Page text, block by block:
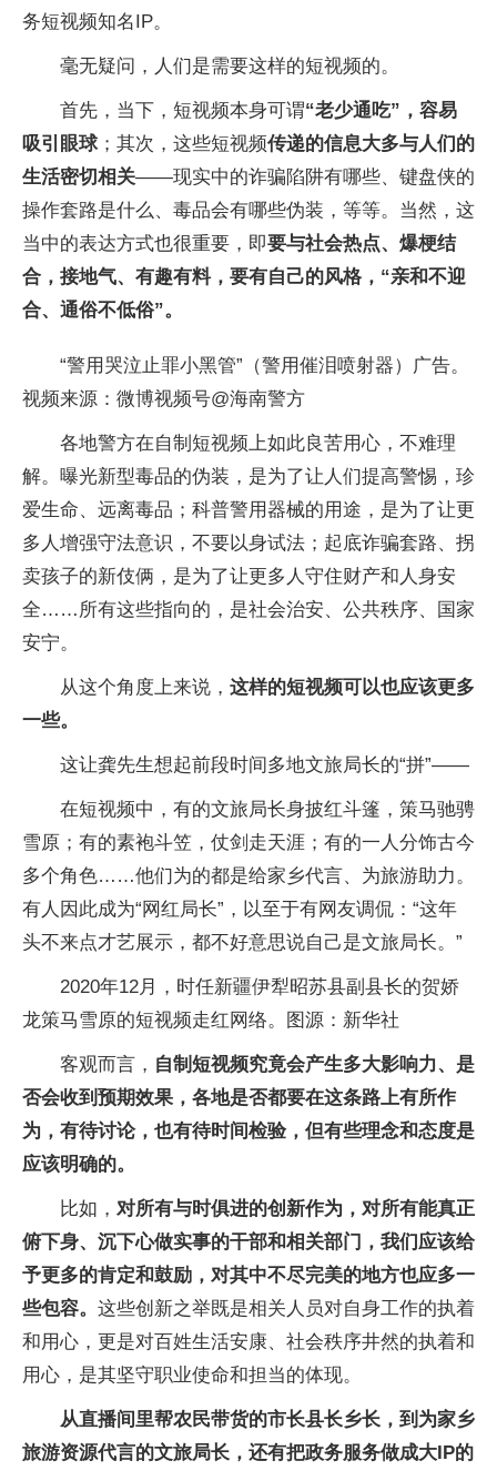
务短视频知名IP。
毫无疑问，人们是需要这样的短视频的。
首先，当下，短视频本身可谓“老少通吃”，容易
吸引眼球；其次，这些短视频传递的信息大多与人们的
生活密切相关——现实中的诈骗陷阱有哪些、键盘侠的
操作套路是什么、毒品会有哪些伪装，等等。当然，这
当中的表达方式也很重要，即要与社会热点、爆梗结
合，接地气、有趣有料，要有自己的风格，“亲和不迎
合、通俗不低俗”。
“警用哭泣止罪小黑管”（警用催泪喷射器）广告。
视频来源：微博视频号@海南警方
各地警方在自制短视频上如此良苦用心，不难理
解。曝光新型毒品的伪装，是为了让人们提高警惕，珍
爱生命、远离毒品；科普警用器械的用途，是为了让更
多人增强守法意识，不要以身试法；起底诈骗套路、拐
卖孩子的新伎俩，是为了让更多人守住财产和人身安
全……所有这些指向的，是社会治安、公共秩序、国家
安宁。
从这个角度上来说， 这样的短视频可以也应该更多
一些。
这让龚先生想起前段时间多地文旅局长的“拼”——
在短视频中，有的文旅局长身披红斗篷，策马驰骋
雪原；有的素袍斗笠，仗剑走天涯；有的一人分饰古今
多个角色……他们为的都是给家乡代言、为旅游助力。
有人因此成为“网红局长”，以至于有网友调侃：“这年
头不来点才艺展示，都不好意思说自己是文旅局长。”
2020年12月，时任新疆伊犁昭苏县副县长的贺娇
龙策马雪原的短视频走红网络。图源：新华社
客观而言， 自制短视频究竟会产生多大影响力、是
否会收到预期效果，各地是否都要在这条路上有所作
为，有待讨论，也有待时间检验，但有些理念和态度是
应该明确的。
比如， 对所有与时俱进的创新作为，对所有能真正
俯下身、沉下心做实事的干部和相关部门，我们应该给
予更多的肯定和鼓励，对其中不尽完美的地方也应多一
些包容。 这些创新之举既是相关人员对自身工作的执着
和用心，更是对百姓生活安康、社会秩序井然的执着和
用心，是其坚守职业使命和担当的体现。
从直播间里帮农民带货的市长县长乡长，到为家乡
旅游资源代言的文旅局长，还有把政务服务做成大IP的